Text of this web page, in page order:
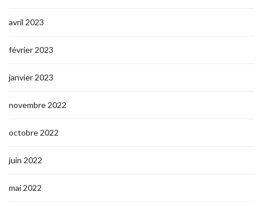
avril 2023
février 2023
janvier 2023
novembre 2022
octobre 2022
juin 2022
mai 2022